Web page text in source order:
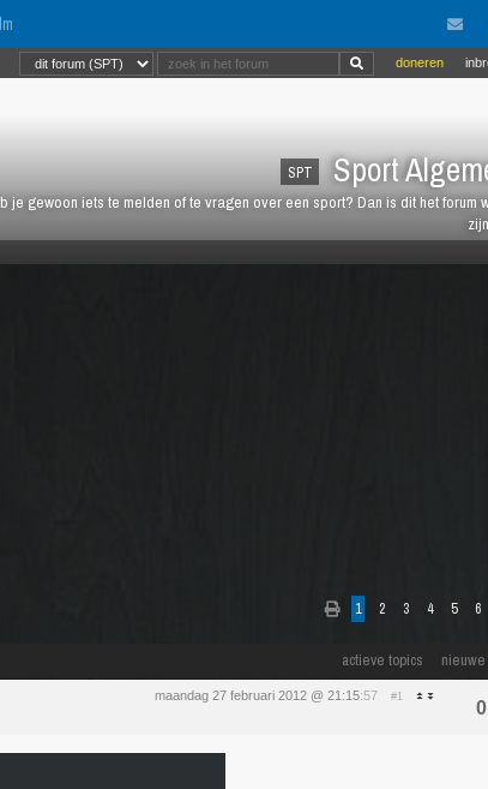
SPT Sport
gewoon iets te melden of te vragen over een sport? Dan is dit het forum
doneren
1 2 3 4 5 6
actieve topics
maandag 27 februari 2012 @ 21:15:57 #1